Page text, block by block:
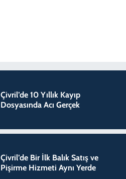
Çivril’de 10 Yıllık Kayıp
Dosyasında Acı Gerçek
Çivril’de Bir İlk Balık Satış ve
Pişirme Hizmeti Aynı Yerde